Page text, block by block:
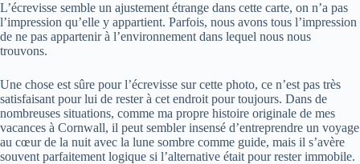
L’écrevisse semble un ajustement étrange dans cette carte, on n’a pas
l’impression qu’elle y appartient. Parfois, nous avons tous l’impression
de ne pas appartenir à l’environnement dans lequel nous nous
trouvons.
Une chose est sûre pour l’écrevisse sur cette photo, ce n’est pas très
satisfaisant pour lui de rester à cet endroit pour toujours. Dans de
nombreuses situations, comme ma propre histoire originale de mes
vacances à Cornwall, il peut sembler insensé d’entreprendre un voyage
au cœur de la nuit avec la lune sombre comme guide, mais il s’avère
souvent parfaitement logique si l’alternative était pour rester immobile.